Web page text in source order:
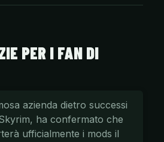
PER I FAN DI
azienda dietro successi
ha confermato che
ufficialmente i mods il